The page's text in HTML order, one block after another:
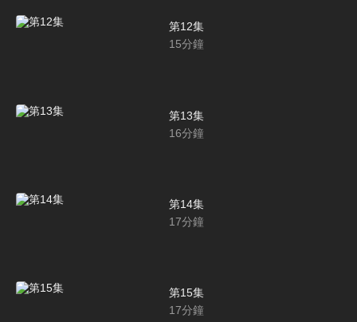
第12集
15分鐘
第13集
16分鐘
第14集
17分鐘
第15集
17分鐘